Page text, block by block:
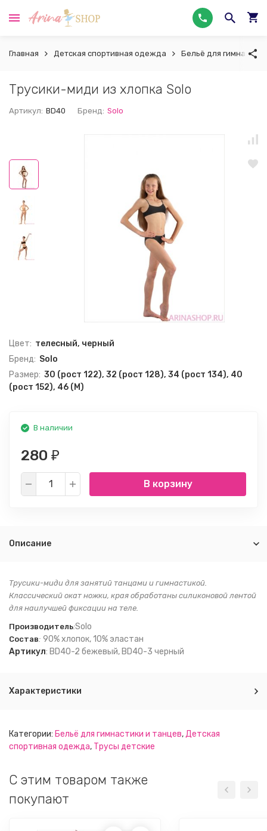
Главная Детская спортивная одежда Бельё для
Трусики-миди из хлопка Solo
Артикул: BD40 Бренд: Solo
Цвет: телесный, черный
Бренд: Solo
Размер: 30 (рост 122), 32 (рост 128), 34 (рост 134), 40
(рост 152), 46 (M)
В наличии
280 ₽
В корзину
Описание
Трусики-миди для занятий танцами и гимнастикой.
Классический окат ножки, края обработаны силиконовой лентой
для наилучшей фиксации на теле.
Производитель:Solo
Состав: 90% хлопок, 10% эластан
Артикул: BD40-2 бежевый, BD40-3 черный
Характеристики
Категории: Бельё для гимнастики и танцев,Детская
спортивная одежда, Трусы детские
C этим товаром также
покупают